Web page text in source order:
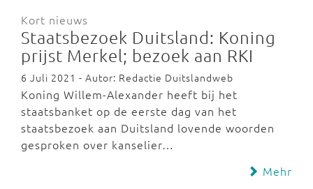
Kort nieuws
Staatsbezoek Duitsland: Koning
prijst Merkel; bezoek aan RKI
6 Juli 2021 - Autor: Redactie Duitslandweb
Koning Willem-Alexander heeft bij het
staatsbanket op de eerste dag van het
staatsbezoek aan Duitsland lovende woorden
gesproken over kanselier…
Mehr